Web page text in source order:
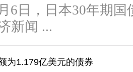
6日，日本30年期国
新闻 ...
为1.179亿美元的债券